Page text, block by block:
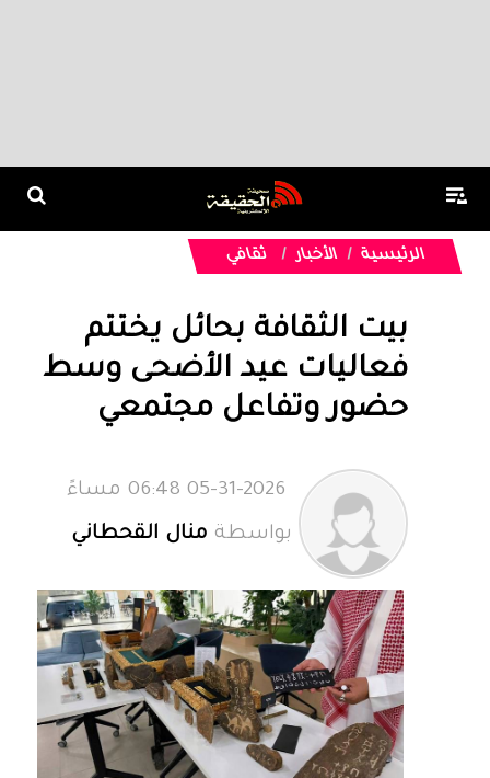
الرئيسية الأخبار ثقافي
بيت الثقافة بحائل يختتم
فعاليات عيد الأضحى وسط
حضور وتفاعل مجتمعي
بواسطة منال القحطاني